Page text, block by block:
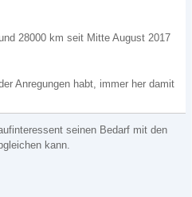
28000 km seit Mitte August 2017
Anregungen habt, immer her damit
seinen Bedarf mit den
kann.